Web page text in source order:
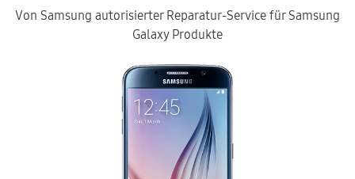
Von Samsung autorisierter Reparatur-Service für Samsung
Galaxy Produkte